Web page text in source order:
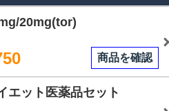
20mg(tor)
商品を確認
エット医薬品セット